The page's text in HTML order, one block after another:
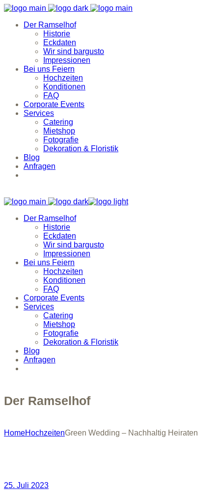
Der Ramselhof
Historie
Eckdaten
Wir sind bargusto
Impressionen
Bei uns Feiern
Hochzeiten
Konditionen
FAQ
Corporate Events
Services
Catering
Mietshop
Fotografie
Dekoration & Floristik
Blog
Anfragen
Der Ramselhof
Historie
Eckdaten
Wir sind bargusto
Impressionen
Bei uns Feiern
Hochzeiten
Konditionen
FAQ
Corporate Events
Services
Catering
Mietshop
Fotografie
Dekoration & Floristik
Blog
Anfragen
Der Ramselhof
HomeHochzeitenGreen Wedding – Nachhaltig Heiraten
25. Juli 2023